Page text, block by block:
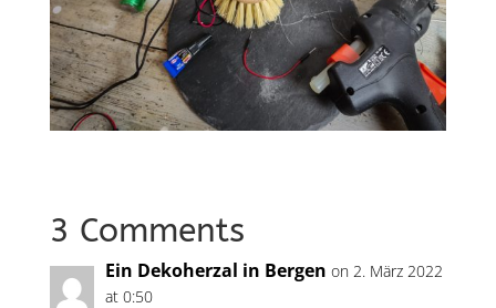
3 Comments
Ein Dekoherzal in Bergen on 2. März 2022
at 0:50